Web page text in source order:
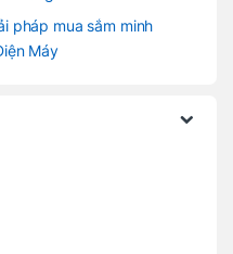
pháp mua sắm minh
Máy